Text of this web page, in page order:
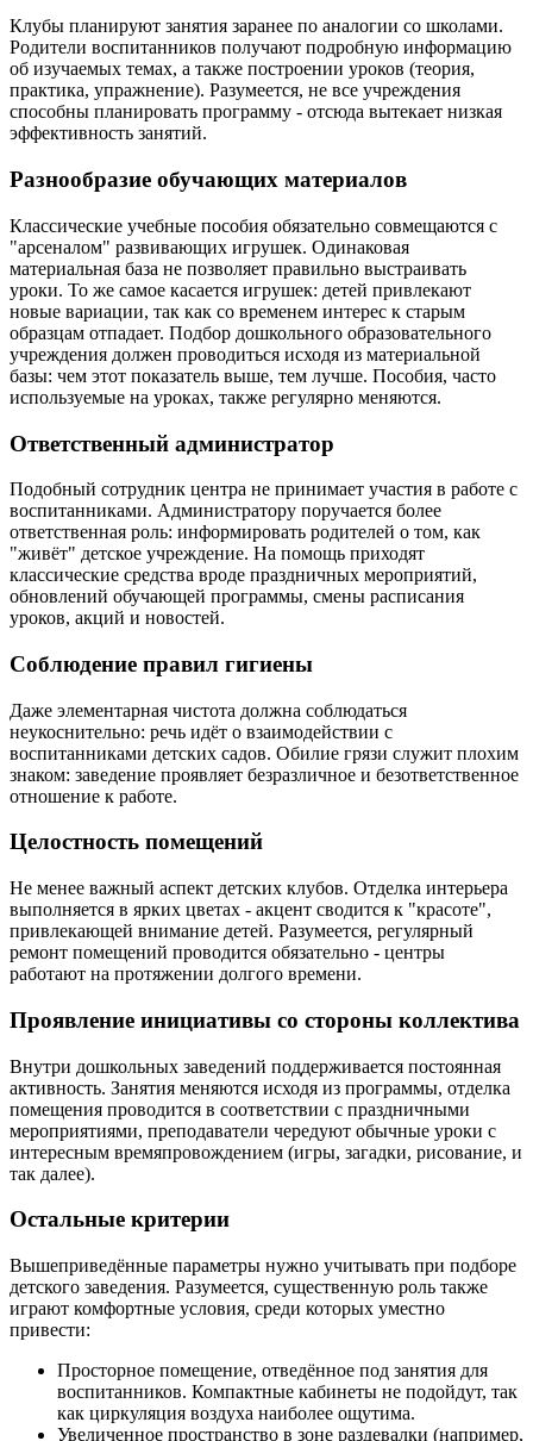
Клубы планируют занятия заранее по аналогии со школами.
Родители воспитанников получают подробную информацию
об изучаемых темах, а также построении уроков (теория,
практика, упражнение). Разумеется, не все учреждения
способны планировать программу - отсюда вытекает низкая
эффективность занятий.
Разнообразие обучающих материалов
Классические учебные пособия обязательно совмещаются с
"арсеналом" развивающих игрушек. Одинаковая
материальная база не позволяет правильно выстраивать
уроки. То же самое касается игрушек: детей привлекают
новые вариации, так как со временем интерес к старым
образцам отпадает. Подбор дошкольного образовательного
учреждения должен проводиться исходя из материальной
базы: чем этот показатель выше, тем лучше. Пособия, часто
используемые на уроках, также регулярно меняются.
Ответственный администратор
Подобный сотрудник центра не принимает участия в работе с
воспитанниками. Администратору поручается более
ответственная роль: информировать родителей о том, как
"живёт" детское учреждение. На помощь приходят
классические средства вроде праздничных мероприятий,
обновлений обучающей программы, смены расписания
уроков, акций и новостей.
Соблюдение правил гигиены
Даже элементарная чистота должна соблюдаться
неукоснительно: речь идёт о взаимодействии с
воспитанниками детских садов. Обилие грязи служит плохим
знаком: заведение проявляет безразличное и безответственное
отношение к работе.
Целостность помещений
Не менее важный аспект детских клубов. Отделка интерьера
выполняется в ярких цветах - акцент сводится к "красоте",
привлекающей внимание детей. Разумеется, регулярный
ремонт помещений проводится обязательно - центры
работают на протяжении долгого времени.
Проявление инициативы со стороны коллектива
Внутри дошкольных заведений поддерживается постоянная
активность. Занятия меняются исходя из программы, отделка
помещения проводится в соответствии с праздничными
мероприятиями, преподаватели чередуют обычные уроки с
интересным времяпровождением (игры, загадки, рисование, и
так далее).
Остальные критерии
Вышеприведённые параметры нужно учитывать при подборе
детского заведения. Разумеется, существенную роль также
играют комфортные условия, среди которых уместно
привести:
Просторное помещение, отведённое под занятия для
воспитанников. Компактные кабинеты не подойдут, так
как циркуляция воздуха наиболее ощутима.
Увеличенное пространство в зоне раздевалки (например,